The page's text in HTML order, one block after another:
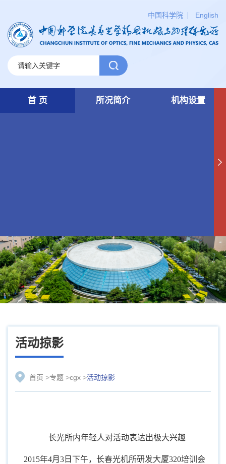
中国科学院 English
首 页 所况简介 机构设置
活动掠影
首页 >专题 >cgx >活动掠影
长光所内年轻人对活动表达出极大兴趣
2015年4月 3 日下午，长春光机所研发大厦320培训会